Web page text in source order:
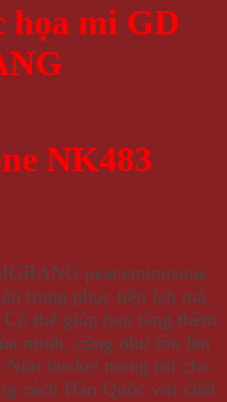
họa mi GD
NK483
peaceminusone
trang phục tiện ích mà
thể giúp bạn tăng thêm
mình, cũng như tôn lên
bucket mang tới cho
cách Hàn Quốc với chất